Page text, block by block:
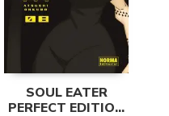
SOUL EATER
PERFECT EDITION